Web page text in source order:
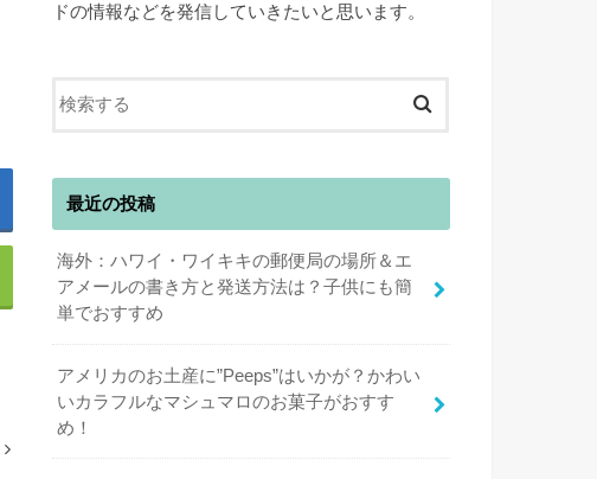
ドの情報などを発信していきたいと思います。
最近の投稿
海外：ハワイ・ワイキキの郵便局の場所＆エ
アメールの書き方と発送方法は？子供にも簡
単でおすすめ
アメリカのお土産に”Peeps”はいかが？かわい
いカラフルなマシュマロのお菓子がおすす
め！